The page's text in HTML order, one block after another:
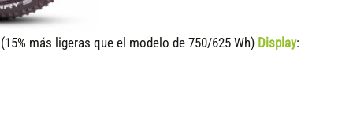
más ligeras que el modelo de 750/625 Wh) Display: